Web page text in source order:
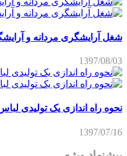
شغل آرایشگری مردانه و
1397/08/03
نحوه راه اندازی یک تولیدی
1397/07/16